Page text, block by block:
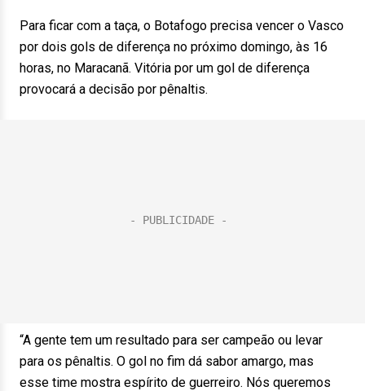
Para ficar com a taça, o Botafogo precisa vencer o Vasco
por dois gols de diferença no próximo domingo, às 16
horas, no Maracanã. Vitória por um gol de diferença
provocará a decisão por pênaltis.
“A gente tem um resultado para ser campeão ou levar
para os pênaltis. O gol no fim dá sabor amargo, mas
esse time mostra espírito de guerreiro. Nós queremos